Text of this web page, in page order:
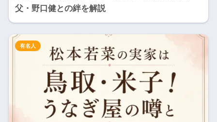
父・野口健との絆を解説
有名人